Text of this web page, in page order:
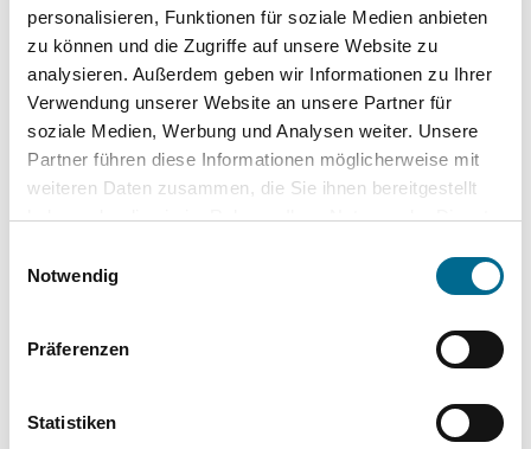
personalisieren, Funktionen für soziale Medien anbieten
zu können und die Zugriffe auf unsere Website zu
analysieren. Außerdem geben wir Informationen zu Ihrer
Verwendung unserer Website an unsere Partner für
soziale Medien, Werbung und Analysen weiter. Unsere
Partner führen diese Informationen möglicherweise mit
weiteren Daten zusammen, die Sie ihnen bereitgestellt
haben oder die sie im Rahmen Ihrer Nutzung der Dienste
Cookies, wenn Sie unsere Webseite weiterhin nutzen.
Notwendig
Präferenzen
Statistiken
Sportpaket
Komplette Ausstattungsliste
Senden-Bösensell
48308 Senden